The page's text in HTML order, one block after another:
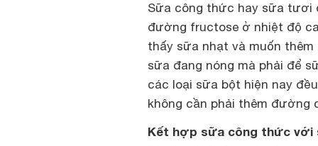
Sữa công thức hay sữa tươi
đường fructose ở nhiệt độ
thấy sữa nhạt và muốn
sữa đang nóng mà phải để
các loại sữa bột hiện nay
không cần phải thêm đường
Kết hợp sữa công thức với